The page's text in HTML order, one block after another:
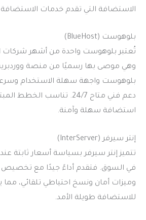
الاستضافة التي تقدم خدمات
بلوهوست (BlueHost)
تُعتبر بلوهوست واحدة من أشهر شركات
وهي موصى بها رسميًا من منصة
بلوهوست واجهة سهلة الاستخدام
دعم فني متاح 24/7. تناسب
استضافة سهلة وآمنة.
إنتر سيرفر (InterServer)
تتميز إنتر سيرفر بسياسة أسعار ثابتة عند
في السوق. فتقدم أداءً جيدًا مع تخصيص
وميزات أمان ونسخ احتياطي تلقائي، مما
للاستضافة طويلة الأمد.